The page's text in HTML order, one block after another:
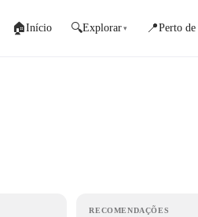
🏠Início 🔍Explorar ▾ 📍Perto
RECOMENDAÇÕES